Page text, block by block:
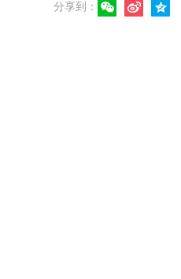
分享到：